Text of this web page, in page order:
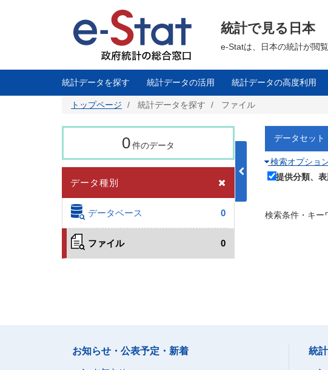
に
統計で見る日本
e-Statは、日本の統計が閲
統計データを探す 統計データの活用 統計データの高度利用
トップページ 統計データを探す ファイル
0件のデータ
データ種別
データベース 0
ファイル 0
検索オプショ
提供分類、
検索条件・キー
お知らせ・公表予定・新着 統